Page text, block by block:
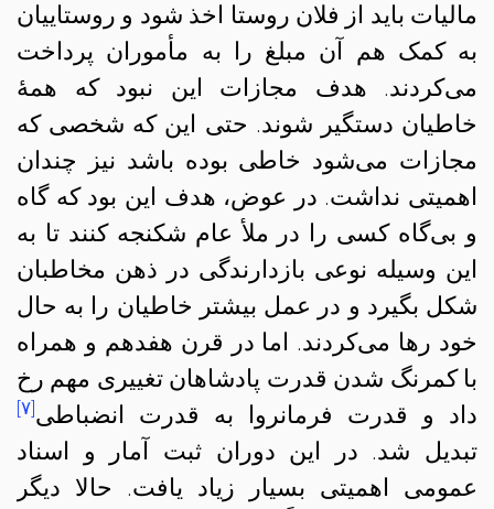
مالیات باید از فلان روستا اخذ شود و روستاییان
به کمک هم آن مبلغ را به مأموران پرداخت
می‌کردند. هدف مجازات این نبود که همهٔ
خاطیان دستگیر شوند. حتی این که شخصی که
مجازات می‌شود خاطی بوده باشد نیز چندان
اهمیتی نداشت. در عوض، هدف این بود که گاه
و بی‌گاه کسی را در ملأ عام شکنجه کنند تا به
این وسیله نوعی بازدارندگی در ذهن مخاطبان
شکل بگیرد و در عمل بیشتر خاطیان را به حال
خود رها می‌کردند. اما در قرن هفدهم و همراه
با کمرنگ شدن قدرت پادشاهان تغییری مهم رخ
داد و قدرت فرمانروا به قدرت انضباطی[۷]
تبدیل شد. در این دوران ثبت آمار و اسناد
عمومی اهمیتی بسیار زیاد یافت. حالا دیگر